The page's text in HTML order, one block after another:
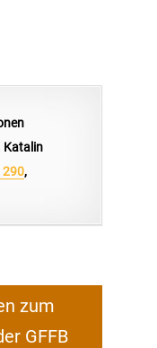
Katalin
290,
zum
GFFB